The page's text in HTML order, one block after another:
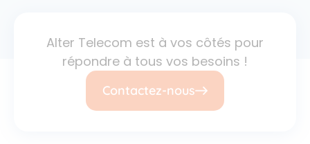
Alter Telecom est à vos côtés pour
répondre à tous vos besoins !
Contactez-nous